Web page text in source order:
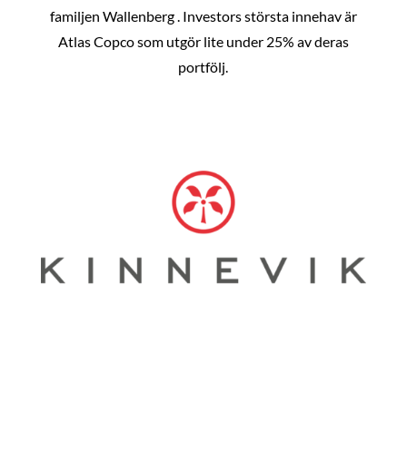
familjen Wallenberg . Investors största innehav är
Atlas Copco som utgör lite under 25% av deras
portfölj.